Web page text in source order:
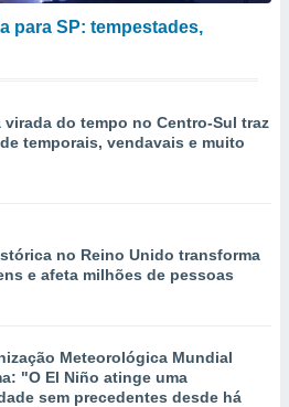
para SP: tempestades,
virada do tempo no Centro-Sul traz
temporais, vendavais e muito
no Reino Unido transforma
e afeta milhões de pessoas
Meteorológica Mundial
"O El Niño atinge uma
sem precedentes desde há